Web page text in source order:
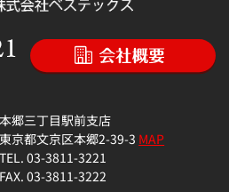
本郷三丁目駅前支店
東京都文京区本郷2-39-3 MAP
TEL. 03-3811-3221
FAX. 03-3811-3222